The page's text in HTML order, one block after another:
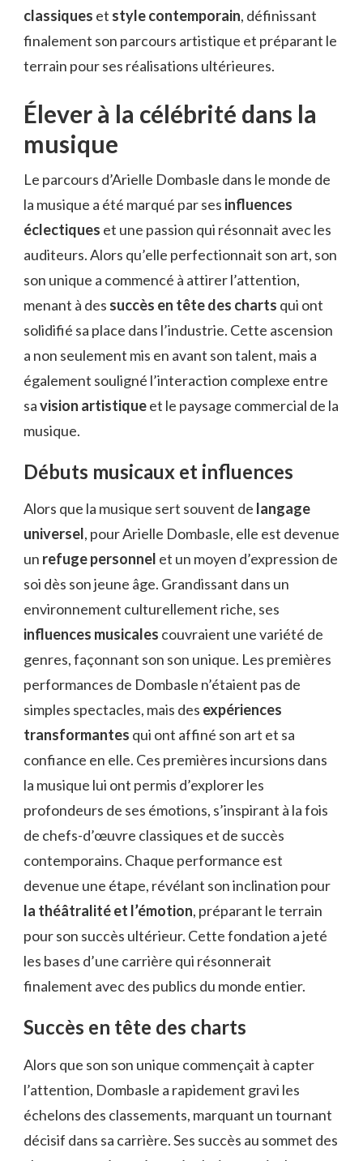
classiques et style contemporain, définissant
finalement son parcours artistique et préparant le
terrain pour ses réalisations ultérieures.
Élever à la célébrité dans la
musique
Le parcours d’Arielle Dombasle dans le monde de
la musique a été marqué par ses influences
éclectiques et une passion qui résonnait avec les
auditeurs. Alors qu’elle perfectionnait son art, son
son unique a commencé à attirer l’attention,
menant à des succès en tête des charts qui ont
solidifié sa place dans l’industrie. Cette ascension
a non seulement mis en avant son talent, mais a
également souligné l’interaction complexe entre
savision artistiqueet le paysage commercial de la
musique.
Débuts musicaux et influences
Alors que la musique sert souvent de langage
universel, pour Arielle Dombasle, elle est devenue
un refuge personnel et un moyen d’expression de
soi dès son jeune âge. Grandissant dans un
environnement culturellement riche, ses
influences musicales couvraient une variété de
genres, façonnant son son unique. Les premières
performances de Dombasle n’étaient pas de
simples spectacles, mais des expériences
transformantes qui ont affiné son art et sa
confiance en elle. Ces premières incursions dans
la musique lui ont permis d’explorer les
profondeurs de ses émotions, s’inspirant à la fois
de chefs-d’œuvre classiques et de succès
contemporains. Chaque performance est
devenue une étape, révélant son inclination pour
la théâtralité et l’émotion, préparant le terrain
pour son succès ultérieur. Cette fondation a jeté
les bases d’une carrière qui résonnerait
finalement avec des publics du monde entier.
Succès en tête des charts
Alors que son son unique commençait à capter
l’attention, Dombasle a rapidement gravi les
échelons des classements, marquant un tournant
décisif dans sa carrière. Ses succès au sommet des